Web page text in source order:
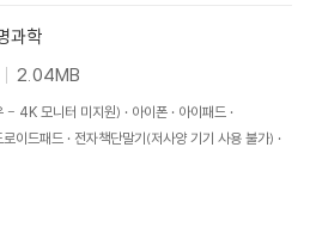
과학
2.04MB
- 4K 모니터 미지원) 아이폰
아이패드
로이드패드
전자책단말기(저사양 기기 사용 불가)